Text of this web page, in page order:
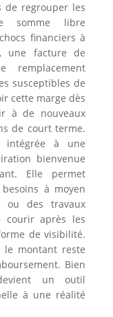
de regrouper les
somme libre
financiers à
une facture de
remplacement
susceptibles de
cette marge dès
à de nouveaux
de court terme.
intégrée à une
bienvenue
Elle permet
à moyen
ou des travaux
courir après les
de visibilité.
le montant reste
Bien
un outil
à une réalité